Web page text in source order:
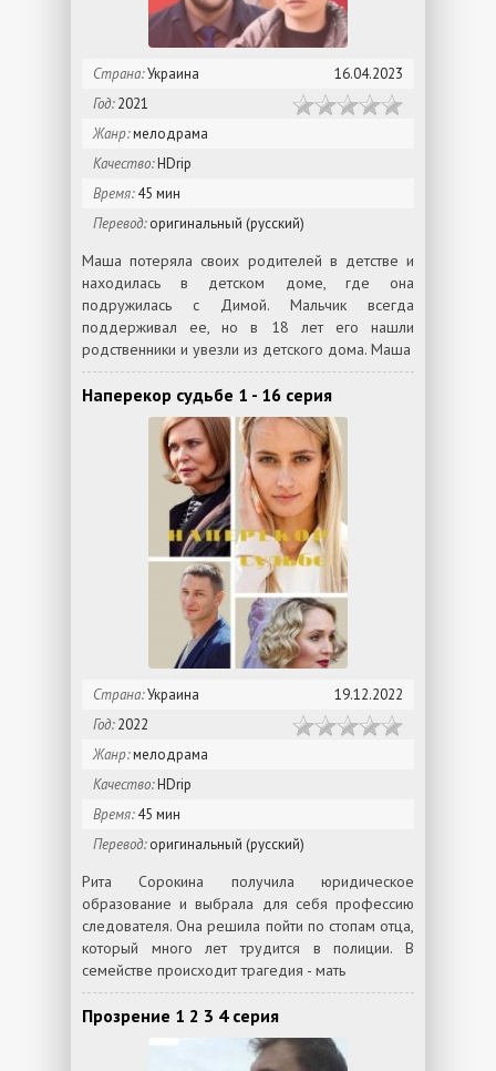
Страна:Украина
16.04.2023
Год:2021
Жанр:мелодрама
Качество:HDrip
Время:45 мин
Перевод:оригинальный (русский)
Маша потеряла своих родителей в детстве и
находилась в детском доме, где она
подружилась с Димой. Мальчик всегда
поддерживал ее, но в 18 лет его нашли
родственники и увезли из детского дома. Маша
Наперекор судьбе 1 - 16 серия
Страна:Украина
19.12.2022
Год:2022
Жанр:мелодрама
Качество:HDrip
Время:45 мин
Перевод:оригинальный (русский)
Рита Сорокина получила юридическое
образование и выбрала для себя профессию
следователя. Она решила пойти по стопам отца,
который много лет трудится в полиции. В
семействе происходит трагедия - мать
Прозрение 1 2 3 4 серия